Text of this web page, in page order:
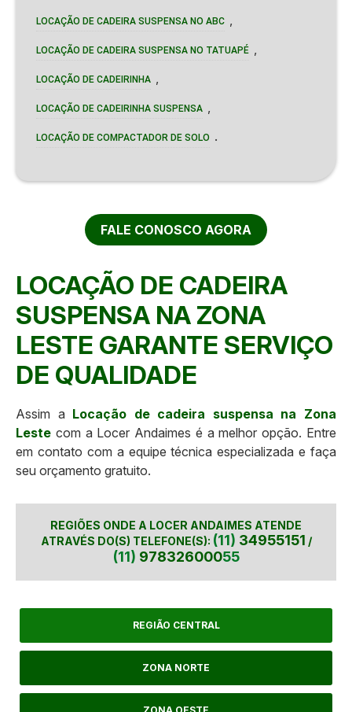
LOCAÇÃO DE CADEIRA SUSPENSA NO ABC
LOCAÇÃO DE CADEIRA SUSPENSA NO TATUAPÉ
LOCAÇÃO DE CADEIRINHA
LOCAÇÃO DE CADEIRINHA SUSPENSA
LOCAÇÃO DE COMPACTADOR DE SOLO .
FALE CONOSCO AGORA
LOCAÇÃO DE CADEIRA
SUSPENSA NA ZONA
LESTE GARANTE SERVIÇO
DE QUALIDADE
Assim a Locação de cadeira suspensa na Zona
Leste com a Locer Andaimes é a melhor opção. Entre
em contato com a equipe técnica especializada e faça
seu orçamento gratuito.
REGIÕES ONDE A LOCER ANDAIMES ATENDE
ATRAVÉS DO(S) TELEFONE(S): (11) 34955151 /
(11) 97832600055
REGIÃO CENTRAL
ZONA NORTE